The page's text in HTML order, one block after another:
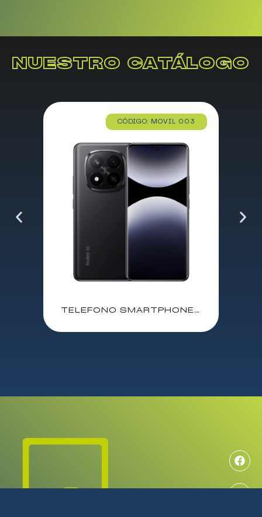
NUESTRO CATÁLOGO
CÓDIGO: MOVIL 003
TELEFONO SMARTPHONE XIAOMI REDMI NOTE 14 PRO+ NEGRO / 5G / QUALCOMM SNAPDRAGON 2.5Ghz / 12 GB / 512 GB / 6.67″ FHD+ AMOLED / DUAL SIM / CAMARAS 200-8-2 MPX – 20 MPX / 5110 mAh / ANDROID 14 / MZB0I9REU